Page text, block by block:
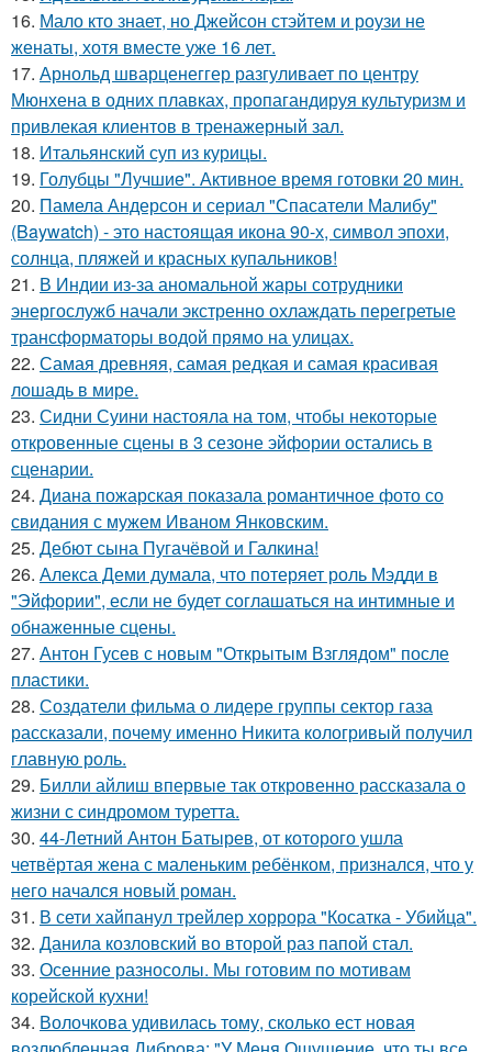
16. Мало кто знает, но Джейсон стэйтем и роузи не
женаты, хотя вместе уже 16 лет.
17. Арнольд шварценеггер разгуливает по центру
Мюнхена в одних плавках, пропагандируя культуризм и
привлекая клиентов в тренажерный зал.
18. Итальянский суп из курицы.
19. Голубцы "Лучшие". Активное время готовки 20 мин.
20. Памела Андерсон и сериал "Спасатели Малибу"
(Baywatch) - это настоящая икона 90-х, символ эпохи,
солнца, пляжей и красных купальников!
21. В Индии из-за аномальной жары сотрудники
энергослужб начали экстренно охлаждать перегретые
трансформаторы водой прямо на улицах.
22. Самая древняя, самая редкая и самая красивая
лошадь в мире.
23. Сидни Суини настояла на том, чтобы некоторые
откровенные сцены в 3 сезоне эйфории остались в
сценарии.
24. Диана пожарская показала романтичное фото со
свидания с мужем Иваном Янковским.
25. Дебют сына Пугачёвой и Галкина!
26. Алекса Деми думала, что потеряет роль Мэдди в
"Эйфории", если не будет соглашаться на интимные и
обнаженные сцены.
27. Антон Гусев с новым "Открытым Взглядом" после
пластики.
28. Создатели фильма о лидере группы сектор газа
рассказали, почему именно Никита кологривый получил
главную роль.
29. Билли айлиш впервые так откровенно рассказала о
жизни с синдромом туретта.
30. 44-Летний Антон Батырев, от которого ушла
четвёртая жена с маленьким ребёнком, признался, что у
него начался новый роман.
31. В сети хайпанул трейлер хоррора "Косатка - Убийца".
32. Данила козловский во второй раз папой стал.
33. Осенние разносолы. Мы готовим по мотивам
корейской кухни!
34. Волочкова удивилась тому, сколько ест новая